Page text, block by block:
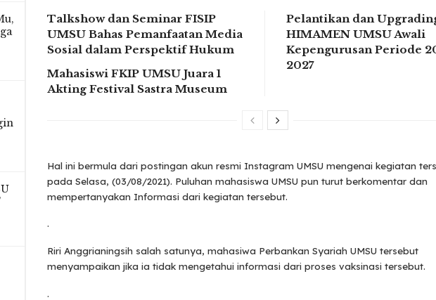
Talkshow dan Seminar FISIP
UMSU Bahas Pemanfaatan Media
Sosial dalam Perspektif Hukum
Mahasiswi FKIP UMSU Juara 1
Akting Festival Sastra Museum
Pelantikan dan
HIMAMEN UMSU Awali
Kepengurusan Periode
2027
Hal ini bermula dari postingan akun resmi Instagram UMSU mengenai kegiatan
pada Selasa, (03/08/2021). Puluhan mahasiswa UMSU pun turut berkomentar dan
mempertanyakan Informasi dari kegiatan tersebut.
.
Riri Anggrianingsih salah satunya, mahasiwa Perbankan Syariah UMSU tersebut
menyampaikan jika ia tidak mengetahui informasi dari proses vaksinasi tersebut.
.